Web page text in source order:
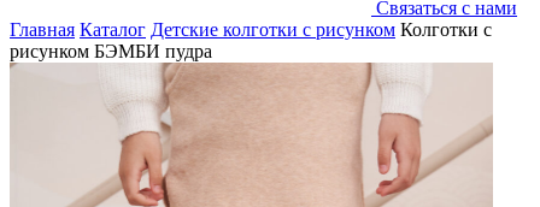
Связаться с нами
Главная Каталог Детские колготки с рисунком Колготки с
рисунком БЭМБИ пудра